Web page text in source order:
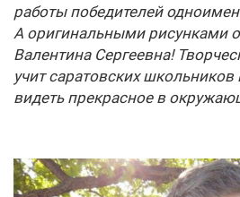
работы победителей
А оригинальными рисунками
Валентина Сергеевна!
учит саратовских школьников
видеть прекрасное в